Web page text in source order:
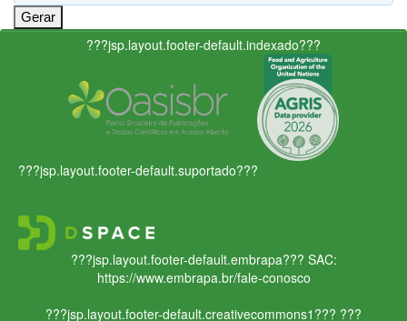
???jsp.layout.footer-default.indexado???
???jsp.layout.footer-default.suportado???
???jsp.layout.footer-default.embrapa??? SAC:
https://www.embrapa.br/fale-conosco
???jsp.layout.footer-default.creativecommons1??? ???